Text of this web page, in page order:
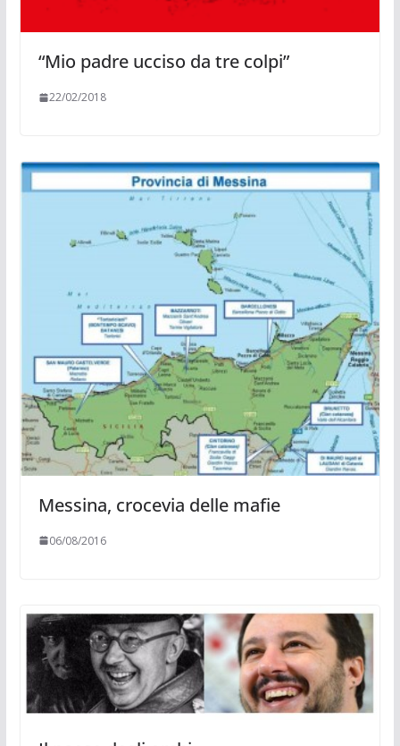
“Mio padre ucciso da tre colpi”
22/02/2018
Messina, crocevia delle mafie
06/08/2016